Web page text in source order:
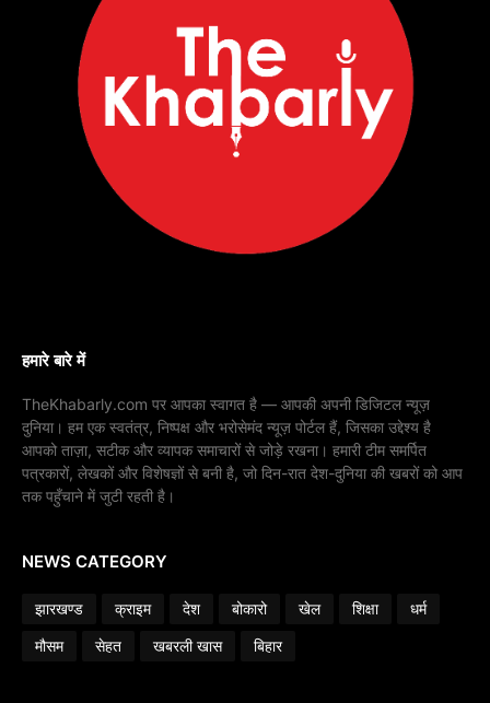
हमारे बारे में
TheKhabarly.com पर आपका स्वागत है — आपकी अपनी डिजिटल न्यूज़
दुनिया। हम एक स्वतंत्र, निष्पक्ष और भरोसेमंद न्यूज़ पोर्टल हैं, जिसका उद्देश्य है
आपको ताज़ा, सटीक और व्यापक समाचारों से जोड़े रखना। हमारी टीम समर्पित
पत्रकारों, लेखकों और विशेषज्ञों से बनी है, जो दिन-रात देश-दुनिया की खबरों को आप
तक पहुँचाने में जुटी रहती है।
NEWS CATEGORY
झारखण्ड क्राइम देश बोकारो खेल शिक्षा
धर्म
मौसम
सेहत खबरली खास बिहार